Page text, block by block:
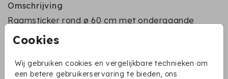
Cookies
Wij gebruiken cookies en vergelijkbare technieken om
een betere gebruikerservaring te bieden, ons
Omschrijving
Raamsticker rond ø 60 cm met ondergaande
zon en dolfijn
Collectie
Geboorteborden en raamstickers